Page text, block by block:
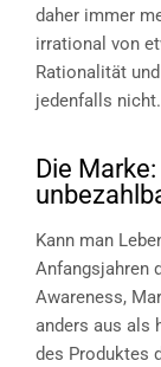
daher immer
irrational von
Rationalität
jedenfalls nicht.
Die
Kann man
Anfangsjahren
Awareness,
anders aus als
des Produktes